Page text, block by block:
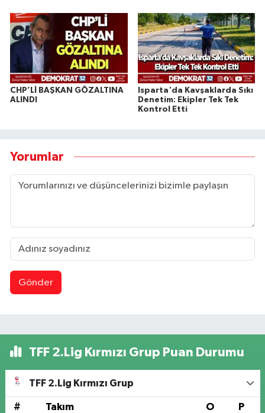
CHP’Lİ BAŞKAN GÖZALTINA
ALINDI
Isparta'da Kavşaklarda Sıkı
Denetim: Ekipler Tek Tek
Kontrol Etti
Yorumlar
Gönder
TFF 2.Lig Kırmızı Grup Puan Durumu
TFF 2.Lig Kırmızı Grup
# Takım O P